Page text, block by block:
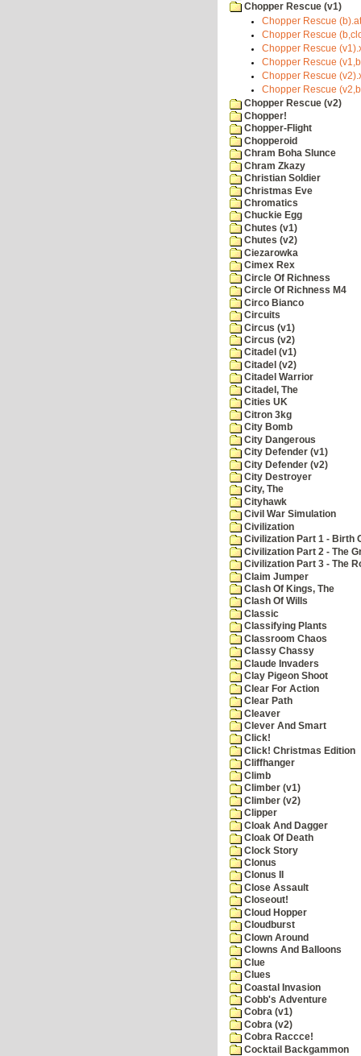
Chopper Rescue (v1)
Chopper Rescue
Chopper Rescue
Chopper Rescue
Chopper Rescue
Chopper Rescue
Chopper Rescue
Chopper Rescue (v2)
Chopper!
Chopper-Flight
Chopperoid
Chram Boha Slunce
Chram Zkazy
Christian Soldier
Christmas Eve
Chromatics
Chuckie Egg
Chutes (v1)
Chutes (v2)
Ciezarowka
Cimex Rex
Circle Of Richness
Circle Of Richness M4
Circo Bianco
Circuits
Circus (v1)
Circus (v2)
Citadel (v1)
Citadel (v2)
Citadel Warrior
Citadel, The
Cities UK
Citron 3kg
City Bomb
City Dangerous
City Defender (v1)
City Defender (v2)
City Destroyer
City, The
Cityhawk
Civil War Simulation
Civilization
Civilization Part 1 - Birth
Civilization Part 2 - The
Civilization Part 3 - The
Claim Jumper
Clash Of Kings, The
Clash Of Wills
Classic
Classifying Plants
Classroom Chaos
Classy Chassy
Claude Invaders
Clay Pigeon Shoot
Clear For Action
Clear Path
Cleaver
Clever And Smart
Click!
Click! Christmas Edition
Cliffhanger
Climb
Climber (v1)
Climber (v2)
Clipper
Cloak And Dagger
Cloak Of Death
Clock Story
Clonus
Clonus II
Close Assault
Closeout!
Cloud Hopper
Cloudburst
Clown Around
Clowns And Balloons
Clue
Clues
Coastal Invasion
Cobb's Adventure
Cobra (v1)
Cobra (v2)
Cobra Raccce!
Cocktail Backgammon